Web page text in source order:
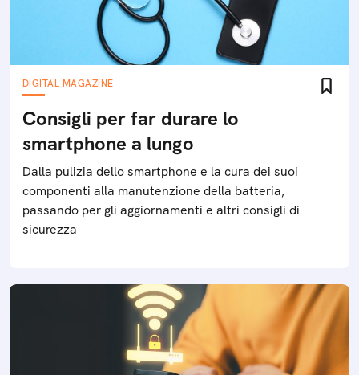
DIGITAL MAGAZINE
Consigli per far durare lo
smartphone a lungo
Dalla pulizia dello smartphone e la cura dei suoi
componenti alla manutenzione della batteria,
passando per gli aggiornamenti e altri consigli di
sicurezza